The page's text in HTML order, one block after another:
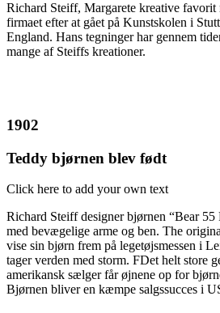
Richard Steiff, Margarete kreative
firmaet efter at gået på Kunstskolen i
England. Hans tegninger har gennem
mange af Steiffs kreationer.
1902
Teddy bjørnen blev født
Click here to add your own text
Richard Steiff designer bjørnen “Bear
med bevægelige arme og ben. The
vise sin bjørn frem på legetøjsmessen i
tager verden med storm. FDet helt store
amerikansk sælger får øjnene op for
Bjørnen bliver en kæmpe salgssucces i